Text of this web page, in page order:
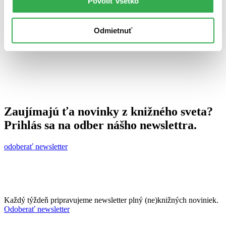
Odmietnuť
Zaujímajú ťa novinky z knižného sveta?
Prihlás sa na odber nášho newslettra.
odoberať newsletter
Každý týždeň pripravujeme newsletter plný (ne)knižných noviniek.
Odoberať newsletter